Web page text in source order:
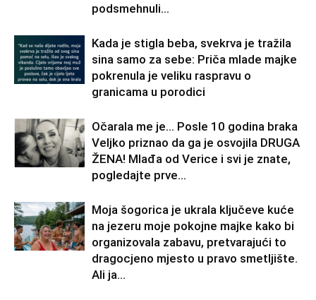
podsmehnuli...
Kada je stigla beba, svekrva je tražila
sina samo za sebe: Priča mlade majke
pokrenula je veliku raspravu o
granicama u porodici
Očarala me je… Posle 10 godina braka
Veljko priznao da ga je osvojila DRUGA
ŽENA! Mlađa od Verice i svi je znate,
pogledajte prve...
Moja šogorica je ukrala ključeve kuće
na jezeru moje pokojne majke kako bi
organizovala zabavu, pretvarajući to
dragocjeno mjesto u pravo smetljište.
Ali ja...